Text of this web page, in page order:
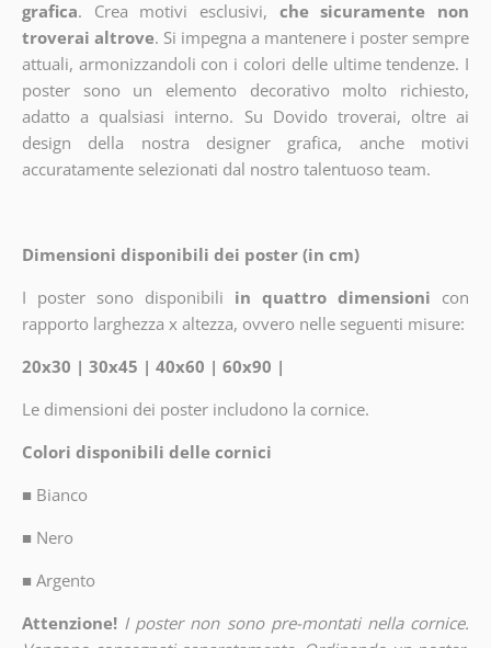
grafica. Crea motivi esclusivi, che sicuramente non
troverai altrove. Si impegna a mantenere i poster sempre
attuali, armonizzandoli con i colori delle ultime tendenze. I
poster sono un elemento decorativo molto richiesto,
adatto a qualsiasi interno. Su Dovido troverai, oltre ai
design della nostra designer grafica, anche motivi
accuratamente selezionati dal nostro talentuoso team.
Dimensioni disponibili dei poster (in cm)
I poster sono disponibili in quattro dimensioni con
rapporto larghezza x altezza, ovvero nelle seguenti misure:
20x30 | 30x45 | 40x60 | 60x90 |
Le dimensioni dei poster includono la cornice.
Colori disponibili delle cornici
■ Bianco
■ Nero
■ Argento
Attenzione! I poster non sono pre-montati nella cornice.